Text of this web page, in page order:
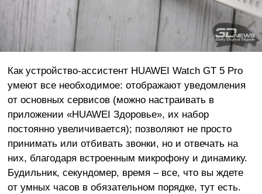
Как устройство-ассистент HUAWEI Watch GT 5 Pro
умеют все необходимое: отображают уведомления
от основных сервисов (можно настраивать в
приложении «HUAWEI Здоровье», их набор
постоянно увеличивается); позволяют не просто
принимать или отбивать звонки, но и отвечать на
них, благодаря встроенным микрофону и динамику.
Будильник, секундомер, время – все, что вы ждете
от умных часов в обязательном порядке, тут есть.